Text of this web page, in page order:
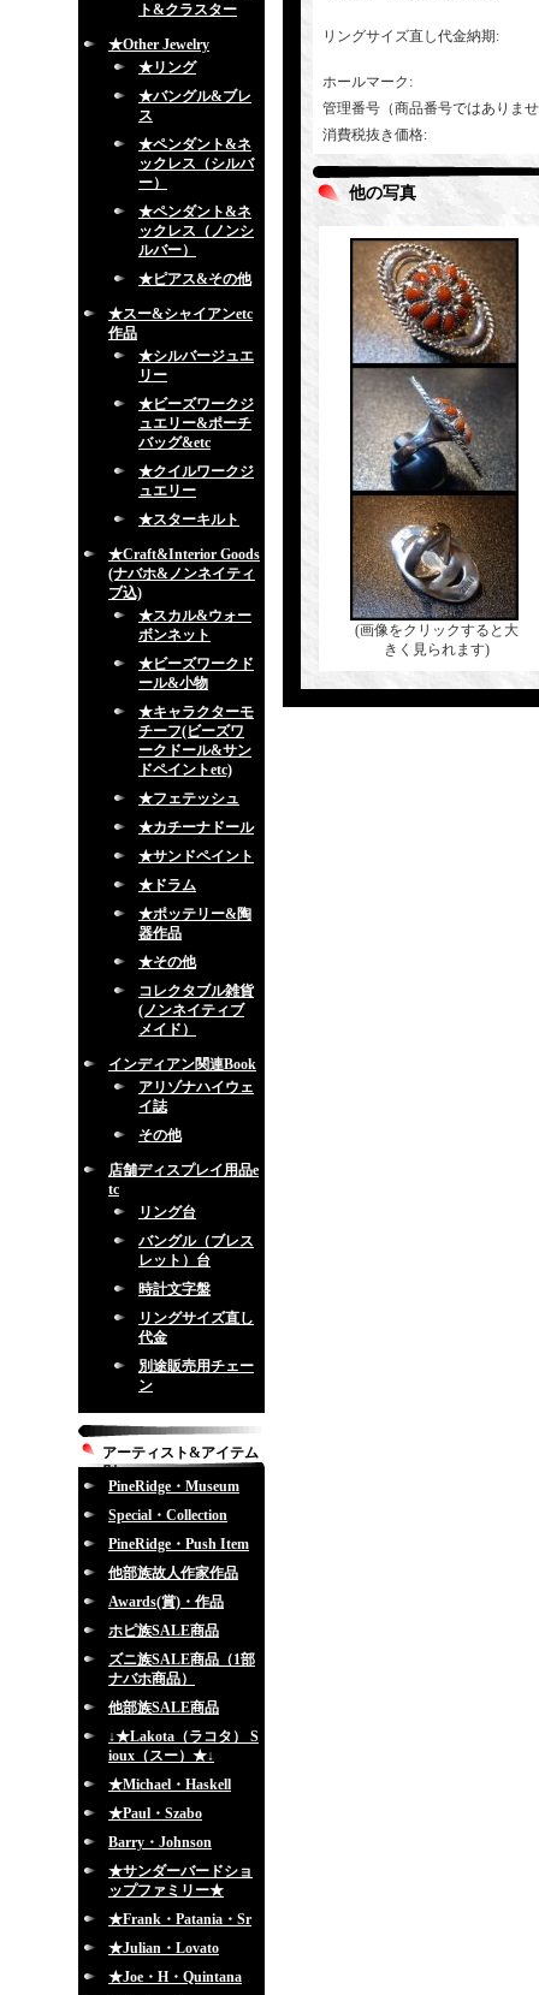
ト&クラスター
★Other Jewelry
★リング
★バングル&ブレ
ス
★ペンダント&ネ
ックレス（シルバ
ー）
★ペンダント&ネ
ックレス（ノンシ
ルバー）
★ピアス&その他
★スー&シャイアンetc
作品
★シルバージュエ
リー
★ビーズワークジ
ュエリー&ポーチ
バッグ&etc
★クイルワークジ
ュエリー
★スターキルト
★Craft&Interior Goods
(ナバホ&ノンネイティ
ブ込)
★スカル&ウォー
ボンネット
★ビーズワークド
ール&小物
★キャラクターモ
チーフ(ビーズワ
ークドール&サン
ドペイントetc)
★フェテッシュ
★カチーナドール
★サンドペイント
★ドラム
★ポッテリー&陶
器作品
★その他
コレクタブル雑貨
(ノンネイティブ
メイド）
インディアン関連Book
アリゾナハイウェ
イ誌
その他
店舗ディスプレイ用品e
tc
リング台
バングル（ブレス
レット）台
時計文字盤
リングサイズ直し
代金
別途販売用チェー
ン
アーティスト&アイテム
別
PineRidge・Museum
Special・Collection
PineRidge・Push Item
他部族故人作家作品
Awards(賞)・作品
ホピ族SALE商品
ズニ族SALE商品（1部
ナバホ商品）
他部族SALE商品
↓★Lakota（ラコタ） S
ioux（スー）★↓
★Michael・Haskell
★Paul・Szabo
Barry・Johnson
★サンダーバードショ
ップファミリー★
★Frank・Patania・Sr
★Julian・Lovato
★Joe・H・Quintana
リングサイズ直し代金納期:
ホールマーク :
管理番号（商品番号ではありま
消費税抜き価格:
他の写真
(画像をクリックすると大
きく見られます)